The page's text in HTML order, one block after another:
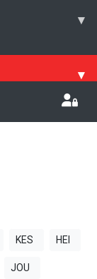
▾
▾
KES HEI
JOU